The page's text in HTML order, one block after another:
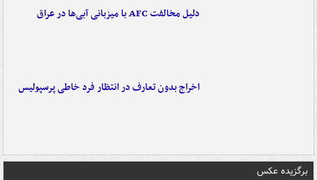
دلیل مخالفت AFC با میزبانی آبی‌ها در عراق
اخراج بدون تعارف در انتظار فرد خاطی پرسپولیس
برگزیده عکس